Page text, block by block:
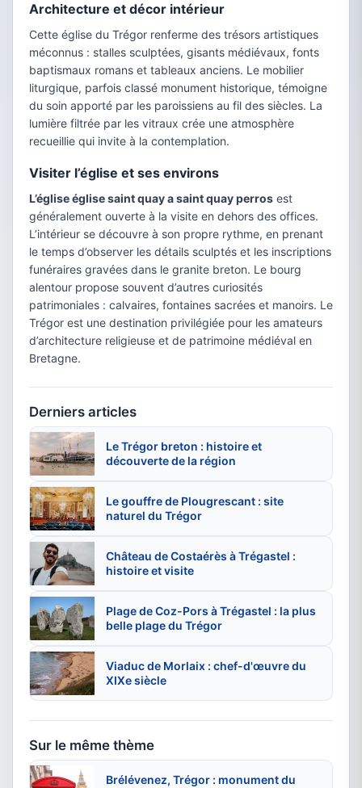
Architecture et décor intérieur
Cette église du Trégor renferme des trésors artistiques
méconnus : stalles sculptées, gisants médiévaux, fonts
baptismaux romans et tableaux anciens. Le mobilier
liturgique, parfois classé monument historique, témoigne
du soin apporté par les paroissiens au fil des siècles. La
lumière filtrée par les vitraux crée une atmosphère
recueillie qui invite à la contemplation.
Visiter l’église et ses environs
L’église église saint quay a saint quay perros est
généralement ouverte à la visite en dehors des offices.
L’intérieur se découvre à son propre rythme, en prenant
le temps d’observer les détails sculptés et les inscriptions
funéraires gravées dans le granite breton. Le bourg
alentour propose souvent d’autres curiosités
patrimoniales : calvaires, fontaines sacrées et manoirs. Le
Trégor est une destination privilégiée pour les amateurs
d’architecture religieuse et de patrimoine médiéval en
Bretagne.
Derniers articles
Le Trégor breton : histoire et
découverte de la région
Le gouffre de Plougrescant : site
naturel du Trégor
Château de Costaérès à Trégastel :
histoire et visite
Plage de Coz-Pors à Trégastel : la plus
belle plage du Trégor
Viaduc de Morlaix : chef-d'œuvre du
XIXe siècle
Sur le même thème
Brélévenez, Trégor : monument du